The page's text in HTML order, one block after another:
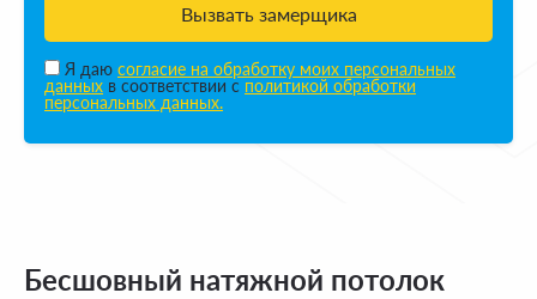
Вызвать замерщика
Я даю согласие на обработку моих персональных
данных в соответствии с политикой обработки
персональных данных.
Бесшовный натяжной потолок